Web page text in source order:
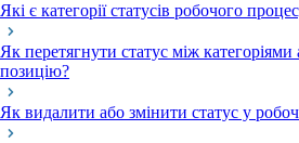
Які є категорії статусів робочого
Як перетягнути статус між
позицію?
Як видалити або змінити статус у